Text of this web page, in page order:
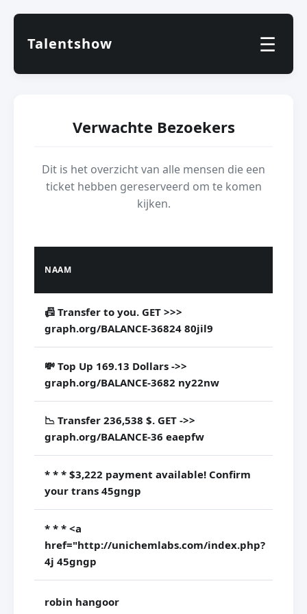
Talentshow ☰
Verwachte Bezoekers
Dit is het overzicht van alle mensen die een
ticket hebben gereserveerd om te komen
kijken.
NAAM
📠 Transfer to you. GET >>>
graph.org/BALANCE-36824 80jil9
💸 Top Up 169.13 Dollars ->>
graph.org/BALANCE-3682 ny22nw
📉 Transfer 236,538 $. GET ->>
graph.org/BALANCE-36 eaepfw
* * * $3,222 payment available! Confirm
your trans 45gngp
* * * <a
href="http://unichemlabs.com/index.php?
4j 45gngp
robin hangoor